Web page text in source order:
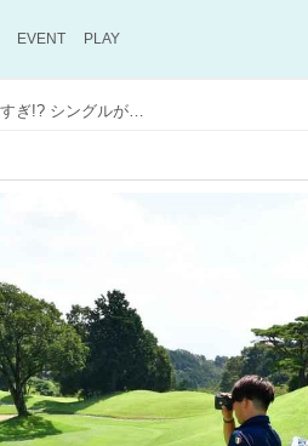
EVENT PLAY
最近のゴルファーはデジタルの数字に頼りすぎ!? シングルが教えてくれた“腕前が上がる”距離計測器の使い方【参上! ゴルファー応援隊】